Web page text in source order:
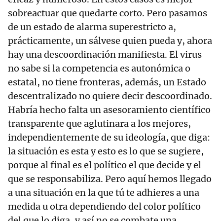
sobreactuar que quedarte corto. Pero pasamos
de un estado de alarma superestricto a,
prácticamente, un sálvese quien pueda y, ahora
hay una descoordinación manifiesta. El virus
no sabe si la competencia es autonómica o
estatal, no tiene fronteras, además, un Estado
descentralizado no quiere decir descoordinado.
Habría hecho falta un asesoramiento científico
transparente que aglutinara a los mejores,
independientemente de su ideología, que diga:
la situación es esta y esto es lo que se sugiere,
porque al final es el político el que decide y el
que se responsabiliza. Pero aquí hemos llegado
a una situación en la que tú te adhieres a una
medida u otra dependiendo del color político